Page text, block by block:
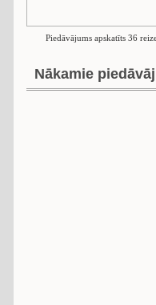
Piedāvājums apskatīts 36
Nākamie